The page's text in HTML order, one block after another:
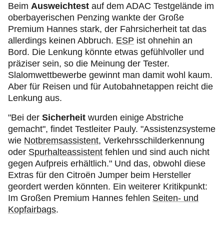
Beim Ausweichtest auf dem ADAC Testgelände im
oberbayerischen Penzing wankte der Große
Premium Hannes stark, der Fahrsicherheit tat das
allerdings keinen Abbruch. ESP ist ohnehin an
Bord. Die Lenkung könnte etwas gefühlvoller und
präziser sein, so die Meinung der Tester.
Slalomwettbewerbe gewinnt man damit wohl kaum.
Aber für Reisen und für Autobahnetappen reicht die
Lenkung aus.
"Bei der Sicherheit wurden einige Abstriche
gemacht", findet Testleiter Pauly. "Assistenzsysteme
wie Notbremsassistent, Verkehrsschilderkennung
oder Spurhalteassistent fehlen und sind auch nicht
gegen Aufpreis erhältlich." Und das, obwohl diese
Extras für den Citroën Jumper beim Hersteller
geordert werden könnten. Ein weiterer Kritikpunkt:
Im Großen Premium Hannes fehlen Seiten- und
Kopfairbags.